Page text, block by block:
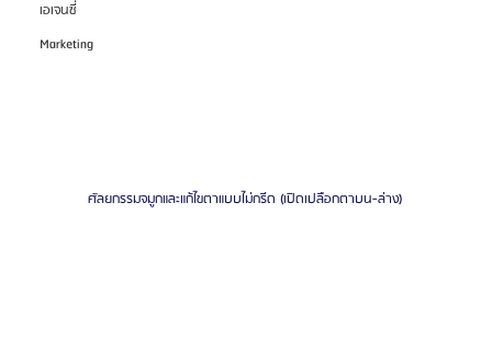
เอเจนซี่
Marketing
ศัลยกรรมจมูกและแก้ไขตาแบบไม่กรีด (เปิดเปลือกตาบน-ล่าง)